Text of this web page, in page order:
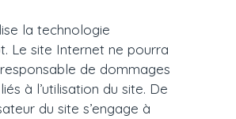
la technologie
Le site Internet ne pourra
de dommages
à l’utilisation du site. De
du site s’engage à